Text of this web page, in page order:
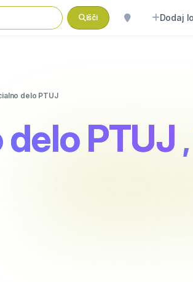
Išči Dodaj
delo PTUJ
PTUJ